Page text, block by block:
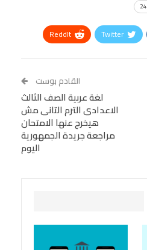
Twitter
ReddIt
VK
BlackBerry
Viber
Pinterest
القادم بوست
لغة عربية الصف الثالث
الاعدادى الترم التانى مش
هيخرج عنها الامتحان
مراجعة جريدة الجمهورية
اليوم